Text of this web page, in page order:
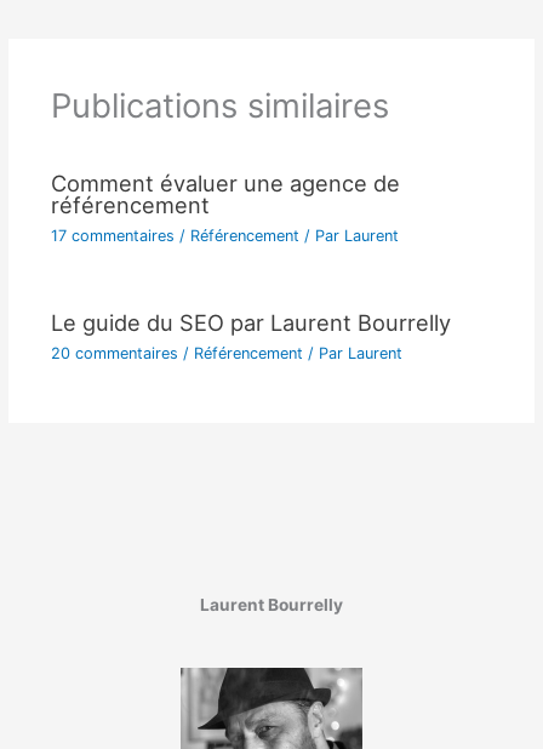
Publications similaires
Comment évaluer une agence de
référencement
17 commentaires / Référencement / Par Laurent
Le guide du SEO par Laurent Bourrelly
20 commentaires / Référencement / Par Laurent
Laurent Bourrelly